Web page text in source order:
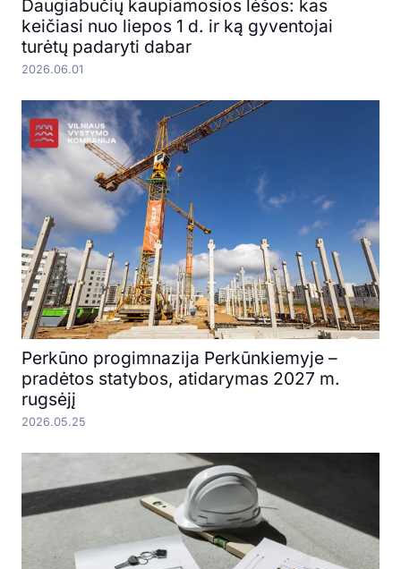
Daugiabučių kaupiamosios lėšos: kas
keičiasi nuo liepos 1 d. ir ką gyventojai
turėtų padaryti dabar
2026.06.01
Perkūno progimnazija Perkūnkiemyje –
pradėtos statybos, atidarymas 2027 m.
rugsėjį
2026.05.25